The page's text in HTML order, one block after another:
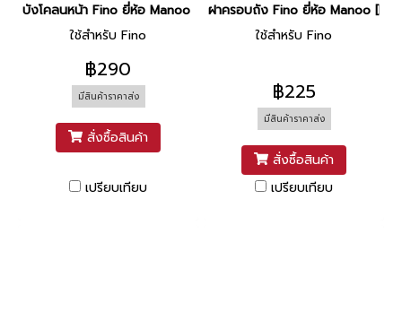
บังโคลนหน้า Fino ยี่ห้อ Manoo [แดงส้ม]
ใช้สำหรับ Fino
฿290
มีสินค้าราคาส่ง
สั่งซื้อสินค้า
เปรียบเทียบ
ฝาครอบถัง Fino ยี่ห้อ Manoo [P0
ใช้สำหรับ Fino
฿225
มีสินค้าราคาส่ง
สั่งซื้อสินค้า
เปรียบเทียบ